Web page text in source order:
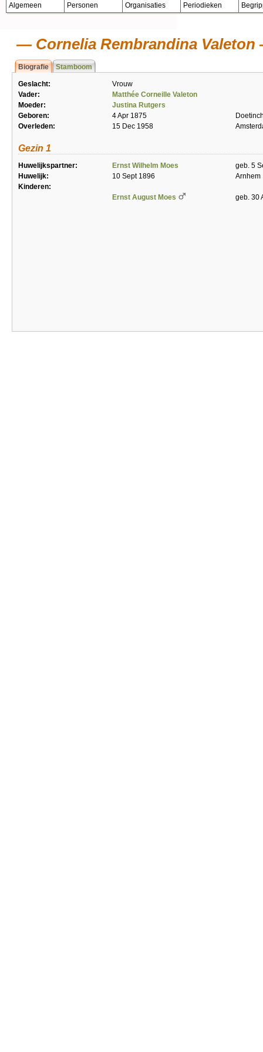
Algemeen Personen Organisaties Periodieken
Cornelia Rembrandina Valeton
Biografie Stamboom
Geslacht:
Vrouw
Vader:
Matthée Corneille Valeton
Moeder:
Justina Rutgers
Geboren:
4 Apr 1875
Overleden:
15 Dec 1958
Gezin 1
Huwelijkspartner: Ernst Wilhelm Moes
geb. 5
Huwelijk:
10 Sept 1896
Arnhem
Kinderen:
Ernst August Moes
geb. 30